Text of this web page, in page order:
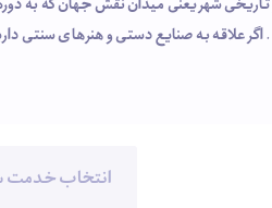
علاقه به صنایع دستی و هنرهای سنتی
پارتیکان با داشتن اتاق های تمیز و کیفیت
انتخاب خدمت